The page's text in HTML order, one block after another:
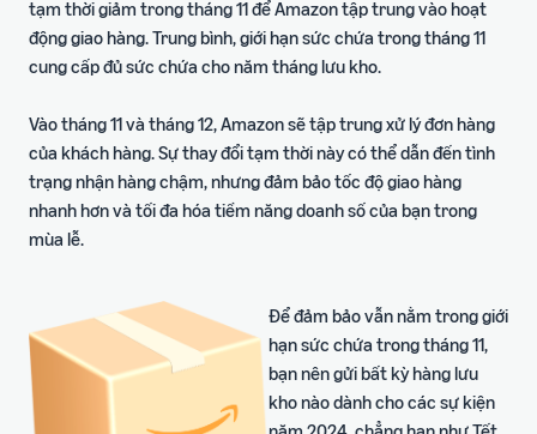
tạm thời giảm trong tháng 11 để Amazon tập trung vào hoạt
động giao hàng. Trung bình, giới hạn sức chứa trong tháng 11
cung cấp đủ sức chứa cho năm tháng lưu kho.
Vào tháng 11 và tháng 12, Amazon sẽ tập trung xử lý đơn hàng
của khách hàng. Sự thay đổi tạm thời này có thể dẫn đến tình
trạng nhận hàng chậm, nhưng đảm bảo tốc độ giao hàng
nhanh hơn và tối đa hóa tiềm năng doanh số của bạn trong
mùa lễ.
Để đảm bảo vẫn nằm trong giới
hạn sức chứa trong tháng 11,
bạn nên gửi bất kỳ hàng lưu
kho nào dành cho các sự kiện